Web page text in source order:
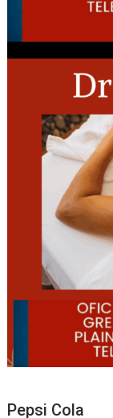
Pepsi Cola